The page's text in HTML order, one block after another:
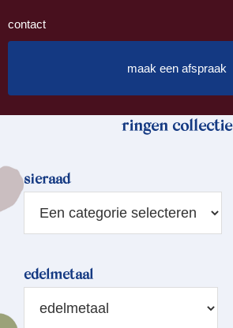
contact
maak een afspraak
ringen collectie
sieraad
edelmetaal